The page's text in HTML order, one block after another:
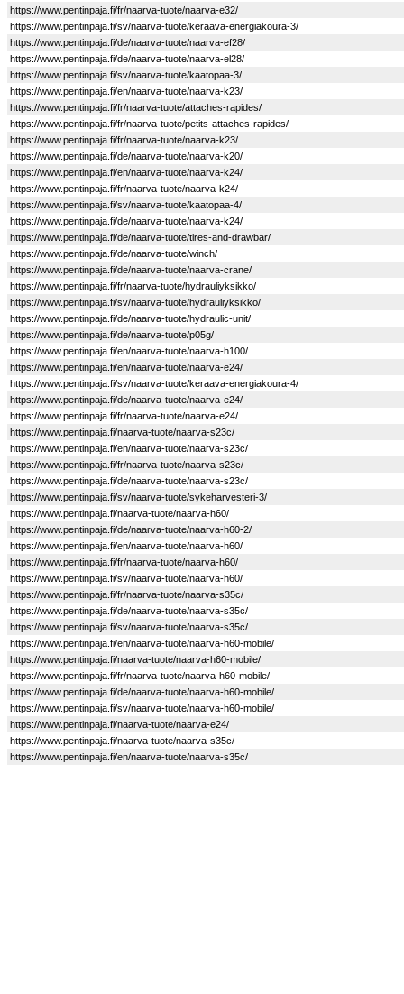
https://www.pentinpaja.fi/fr/naarva-tuote/naarva-e32/
https://www.pentinpaja.fi/sv/naarva-tuote/keraava-energiakoura-3/
https://www.pentinpaja.fi/de/naarva-tuote/naarva-ef28/
https://www.pentinpaja.fi/de/naarva-tuote/naarva-el28/
https://www.pentinpaja.fi/sv/naarva-tuote/kaatopaa-3/
https://www.pentinpaja.fi/en/naarva-tuote/naarva-k23/
https://www.pentinpaja.fi/fr/naarva-tuote/attaches-rapides/
https://www.pentinpaja.fi/fr/naarva-tuote/petits-attaches-rapides/
https://www.pentinpaja.fi/fr/naarva-tuote/naarva-k23/
https://www.pentinpaja.fi/de/naarva-tuote/naarva-k20/
https://www.pentinpaja.fi/en/naarva-tuote/naarva-k24/
https://www.pentinpaja.fi/fr/naarva-tuote/naarva-k24/
https://www.pentinpaja.fi/sv/naarva-tuote/kaatopaa-4/
https://www.pentinpaja.fi/de/naarva-tuote/naarva-k24/
https://www.pentinpaja.fi/de/naarva-tuote/tires-and-drawbar/
https://www.pentinpaja.fi/de/naarva-tuote/winch/
https://www.pentinpaja.fi/de/naarva-tuote/naarva-crane/
https://www.pentinpaja.fi/fr/naarva-tuote/hydrauliyksikko/
https://www.pentinpaja.fi/sv/naarva-tuote/hydrauliyksikko/
https://www.pentinpaja.fi/de/naarva-tuote/hydraulic-unit/
https://www.pentinpaja.fi/de/naarva-tuote/p05g/
https://www.pentinpaja.fi/en/naarva-tuote/naarva-h100/
https://www.pentinpaja.fi/en/naarva-tuote/naarva-e24/
https://www.pentinpaja.fi/sv/naarva-tuote/keraava-energiakoura-4/
https://www.pentinpaja.fi/de/naarva-tuote/naarva-e24/
https://www.pentinpaja.fi/fr/naarva-tuote/naarva-e24/
https://www.pentinpaja.fi/naarva-tuote/naarva-s23c/
https://www.pentinpaja.fi/en/naarva-tuote/naarva-s23c/
https://www.pentinpaja.fi/fr/naarva-tuote/naarva-s23c/
https://www.pentinpaja.fi/de/naarva-tuote/naarva-s23c/
https://www.pentinpaja.fi/sv/naarva-tuote/sykeharvesteri-3/
https://www.pentinpaja.fi/naarva-tuote/naarva-h60/
https://www.pentinpaja.fi/de/naarva-tuote/naarva-h60-2/
https://www.pentinpaja.fi/en/naarva-tuote/naarva-h60/
https://www.pentinpaja.fi/fr/naarva-tuote/naarva-h60/
https://www.pentinpaja.fi/sv/naarva-tuote/naarva-h60/
https://www.pentinpaja.fi/fr/naarva-tuote/naarva-s35c/
https://www.pentinpaja.fi/de/naarva-tuote/naarva-s35c/
https://www.pentinpaja.fi/sv/naarva-tuote/naarva-s35c/
https://www.pentinpaja.fi/en/naarva-tuote/naarva-h60-mobile/
https://www.pentinpaja.fi/naarva-tuote/naarva-h60-mobile/
https://www.pentinpaja.fi/fr/naarva-tuote/naarva-h60-mobile/
https://www.pentinpaja.fi/de/naarva-tuote/naarva-h60-mobile/
https://www.pentinpaja.fi/sv/naarva-tuote/naarva-h60-mobile/
https://www.pentinpaja.fi/naarva-tuote/naarva-e24/
https://www.pentinpaja.fi/naarva-tuote/naarva-s35c/
https://www.pentinpaja.fi/en/naarva-tuote/naarva-s35c/